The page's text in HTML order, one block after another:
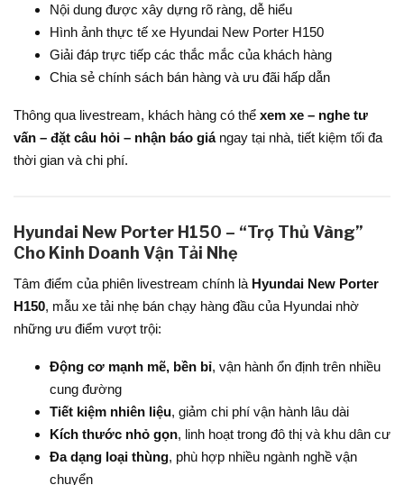
Nội dung được xây dựng rõ ràng, dễ hiểu
Hình ảnh thực tế xe Hyundai New Porter H150
Giải đáp trực tiếp các thắc mắc của khách hàng
Chia sẻ chính sách bán hàng và ưu đãi hấp dẫn
Thông qua livestream, khách hàng có thể xem xe – nghe tư
vấn – đặt câu hỏi – nhận báo giángay tại nhà, tiết kiệm tối đa
thời gian và chi phí.
Hyundai New Porter H150 – “Trợ Thủ Vàng”
Cho Kinh Doanh Vận Tải Nhẹ
Tâm điểm của phiên livestream chính là Hyundai New Porter
H150, mẫu xe tải nhẹ bán chạy hàng đầu của Hyundai nhờ
những ưu điểm vượt trội:
Động cơ mạnh mẽ, bền bỉ, vận hành ổn định trên nhiều
cung đường
Tiết kiệm nhiên liệu, giảm chi phí vận hành lâu dài
Kích thước nhỏ gọn, linh hoạt trong đô thị và khu dân cư
Đa dạng loại thùng, phù hợp nhiều ngành nghề vận
chuyển